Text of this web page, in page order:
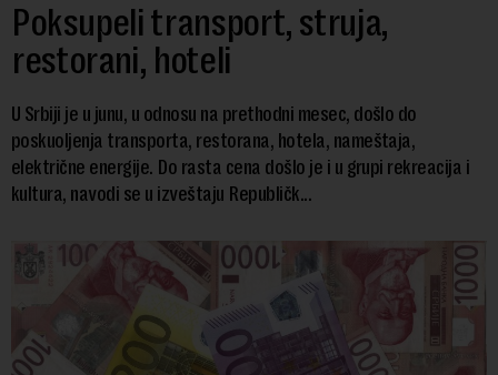
Poksupeli transport, struja,
restorani, hoteli
U Srbiji je u junu, u odnosu na prethodni mesec, došlo do
poskuoljenja transporta, restorana, hotela, nameštaja,
električne energije. Do rasta cena došlo je i u grupi rekreacija i
kultura, navodi se u izveštaju Republičk...